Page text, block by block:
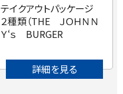
テイクアウトパッケージ
２種類（THE ＪＯＨＮＮ
Ｙ‘ｓ BURGER
詳細を見る